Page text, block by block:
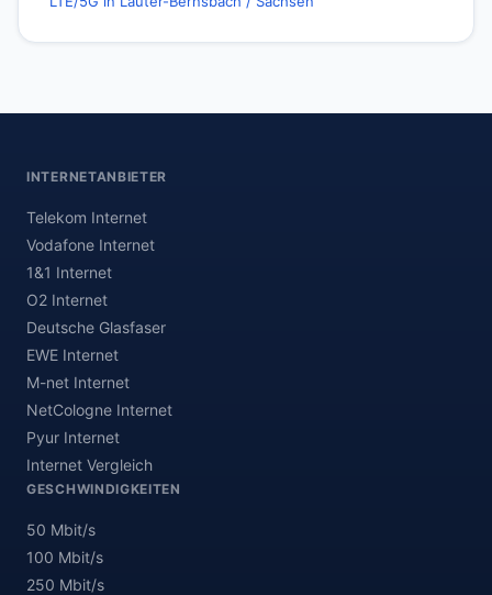
INTERNETANBIETER
Telekom Internet
Vodafone Internet
1&1 Internet
O2 Internet
Deutsche Glasfaser
EWE Internet
M-net Internet
NetCologne Internet
Pyur Internet
Internet Vergleich
GESCHWINDIGKEITEN
50 Mbit/s
100 Mbit/s
250 Mbit/s